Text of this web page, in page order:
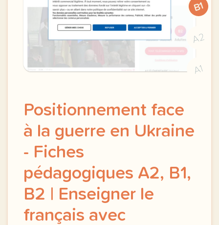
B1
A2
A1
Positionnement face
à la guerre en Ukraine
- Fiches
pédagogiques A2, B1,
B2 | Enseigner le
français avec